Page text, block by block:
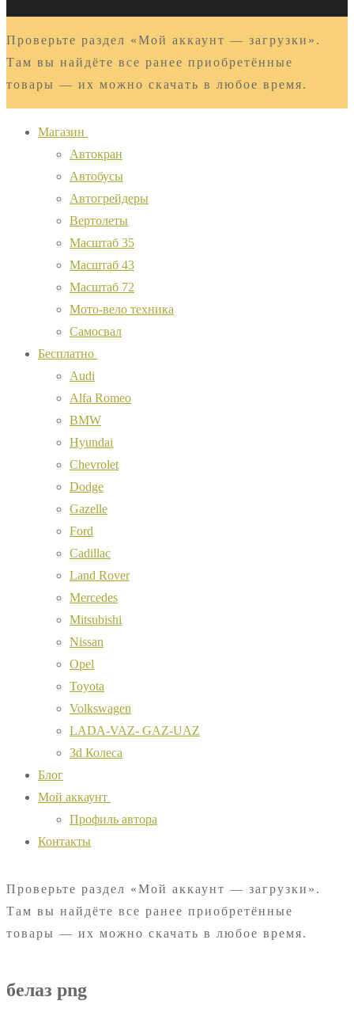
Проверьте раздел «Мой аккаунт — загрузки».
Там вы найдёте все ранее приобретённые
товары — их можно скачать в любое время.
Магазин
Автокран
Автобусы
Автогрейдеры
Вертолеты
Масштаб 35
Масштаб 43
Масштаб 72
Мото-вело техника
Самосвал
Бесплатно
Audi
Alfa Romeo
BMW
Hyundai
Chevrolet
Dodge
Gazelle
Ford
Cadillac
Land Rover
Mercedes
Mitsubishi
Nissan
Opel
Toyota
Volkswagen
LADA-VAZ- GAZ-UAZ
3d Колеса
Блог
Мой аккаунт
Профиль автора
Контакты
Проверьте раздел «Мой аккаунт — загрузки».
Там вы найдёте все ранее приобретённые
товары — их можно скачать в любое время.
белаз png